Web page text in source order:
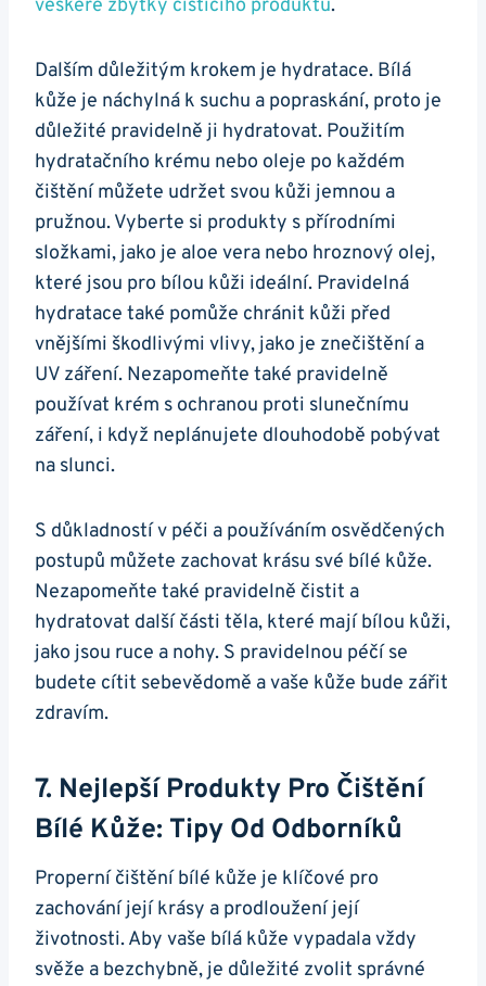
⁢veškeré zbytky čistícího produktu.
Dalším důležitým krokem je ​hydratace. Bílá
kůže je náchylná k suchu⁤ a popraskání, proto‍ je
důležité pravidelně ji hydratovat. Použitím
hydratačního krému nebo oleje po každém
čištění můžete udržet svou kůži⁤ jemnou a ​
pružnou. Vyberte si produkty s přírodními
složkami, jako je aloe vera nebo hroznový olej,
které⁢ jsou pro bílou kůži ideální. Pravidelná
hydratace⁢ také pomůže ⁣chránit kůži před
vnějšími škodlivými vlivy, jako je znečištění ⁣a
UV⁢ záření. Nezapomeňte také pravidelně
používat krém s ochranou proti slunečnímu
záření, i‍ když neplánujete dlouhodobě pobývat
na slunci.
S důkladností v péči a používáním osvědčených
postupů můžete zachovat krásu⁣ své bílé kůže.
Nezapomeňte také pravidelně čistit a
hydratovat další části těla, které mají bílou kůži,
jako jsou ruce⁣ a nohy. S ‌pravidelnou ‌péčí se
budete cítit sebevědomě a vaše ‍kůže bude⁢ zářit
zdravím.
7. ​Nejlepší Produkty Pro Čištění
Bílé Kůže: Tipy Od Odborníků
Properní ⁤čištění bílé kůže je klíčové pro
zachování její krásy a prodloužení její‍
životnosti. Aby vaše bílá kůže vypadala vždy
svěže a bezchybně, je důležité zvolit správné